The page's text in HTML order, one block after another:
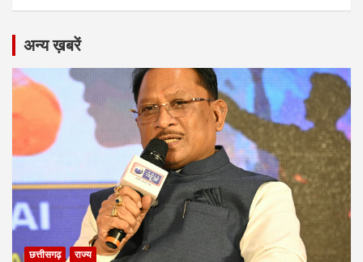
अन्य ख़बरें
छत्तीसगढ़ राज्य